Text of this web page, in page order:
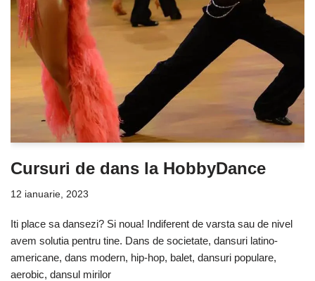
Cursuri de dans la HobbyDance
12 ianuarie, 2023
Iti place sa dansezi? Si noua! Indiferent de varsta sau de nivel
avem solutia pentru tine. Dans de societate, dansuri latino-
americane, dans modern, hip-hop, balet, dansuri populare,
aerobic, dansul mirilor